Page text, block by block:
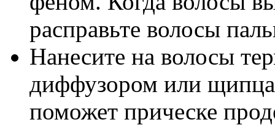
расправьте волосы
Нанесите на волосы
диффузором или
поможет прическе